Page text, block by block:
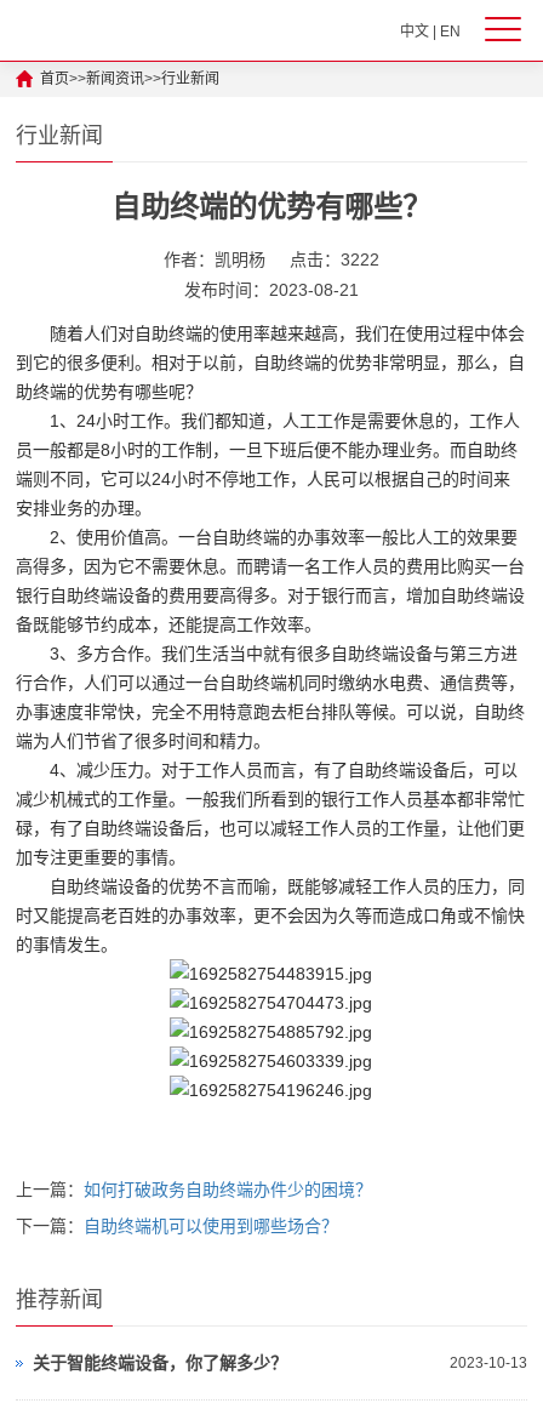
中文| EN
首页>>新闻资讯>>行业新闻
行业新闻
自助终端的优势有哪些？
作者：凯明杨
点击：3222
发布时间：2023-08-21
随着人们对自助终端的使用率越来越高，我们在使用过程中体会
到它的很多便利。相对于以前，自助终端的优势非常明显，那么，自
助终端的优势有哪些呢？
1、24小时工作。我们都知道，人工工作是需要休息的，工作人
员一般都是8小时的工作制，一旦下班后便不能办理业务。而自助终
端则不同，它可以24小时不停地工作，人民可以根据自己的时间来
安排业务的办理。
2、使用价值高。一台自助终端的办事效率一般比人工的效果要
高得多，因为它不需要休息。而聘请一名工作人员的费用比购买一台
银行自助终端设备的费用要高得多。对于银行而言，增加自助终端设
备既能够节约成本，还能提高工作效率。
3、多方合作。我们生活当中就有很多自助终端设备与第三方进
行合作，人们可以通过一台自助终端机同时缴纳水电费、通信费等，
办事速度非常快，完全不用特意跑去柜台排队等候。可以说，自助终
端为人们节省了很多时间和精力。
4、减少压力。对于工作人员而言，有了自助终端设备后，可以
减少机械式的工作量。一般我们所看到的银行工作人员基本都非常忙
碌，有了自助终端设备后，也可以减轻工作人员的工作量，让他们更
加专注更重要的事情。
自助终端设备的优势不言而喻，既能够减轻工作人员的压力，同
时又能提高老百姓的办事效率，更不会因为久等而造成口角或不愉快
的事情发生。
上一篇：如何打破政务自助终端办件少的困境？
下一篇： 自助终端机可以使用到哪些场合？
推荐新闻
2023-10-13
关于智能终端设备，你了解多少？